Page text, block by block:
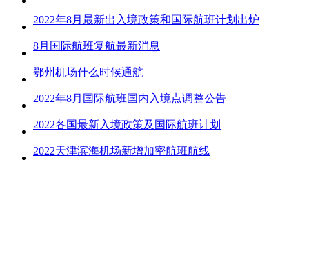
2022年8月最新出入境政策和国际航班计划出炉
8月国际航班复航最新消息
鄂州机场什么时候通航
2022年8月国际航班国内入境点调整公告
2022各国最新入境政策及国际航班计划
2022天津滨海机场新增加密航班航线